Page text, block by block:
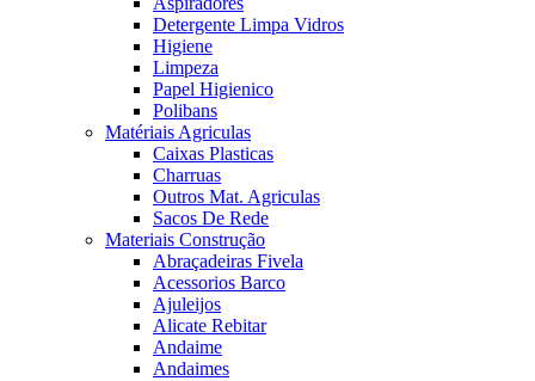
Detergente Limpa Vidros
Higiene
Limpeza
Papel Higienico
Polibans
Matériais Agriculas
Caixas Plasticas
Charruas
Outros Mat. Agriculas
Sacos De Rede
Materiais Construção
Abraçadeiras Fivela
Acessorios Barco
Ajuleijos
Alicate Rebitar
Andaime
Andaimes